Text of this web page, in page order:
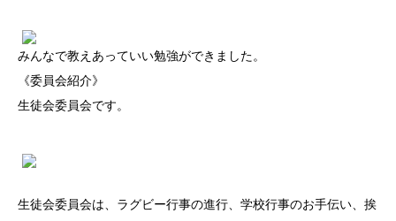
みんなで教えあっていい勉強ができました。
《委員会紹介》
生徒会委員会です。
生徒会委員会は、ラグビー行事の進行、学校行事のお手伝い、挨